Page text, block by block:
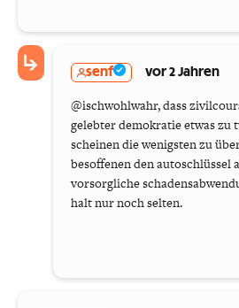
senf vor 2 Jahren
@ischwohlwahr, dass
gelebter demokratie etwas zu
scheinen die wenigsten zu
besoffenen den autoschlüssel
vorsorgliche
halt nur noch selten.